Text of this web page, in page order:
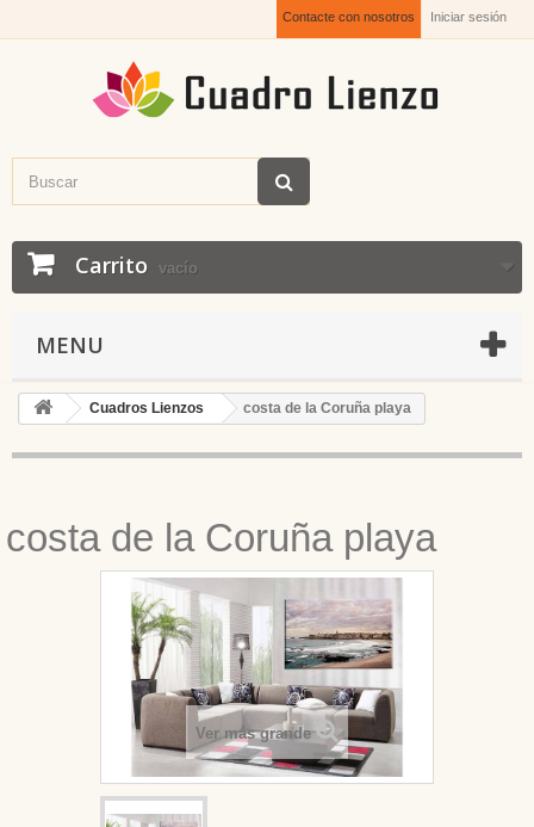
Iniciar sesión
Contacte con nosotros
Carrito vacío
MENU
Cuadros Lienzos costa de la Coruña playa
costa de la Coruña playa
Ver más grande